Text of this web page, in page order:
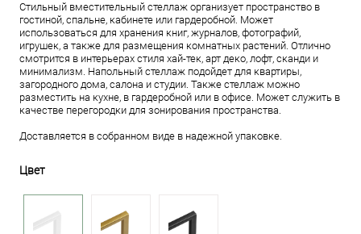
Стильный вместительный стеллаж организует пространство в
гостиной, спальне, кабинете или гардеробной. Может
использоваться для хранения книг, журналов, фотографий,
игрушек, а также для размещения комнатных растений. Отлично
смотрится в интерьерах стиля хай-тек, арт деко, лофт, сканди и
минимализм. Напольный стеллаж подойдет для квартиры,
загородного дома, салона и студии. Также стеллаж можно
разместить на кухне, в гардеробной или в офисе. Может служить в
качестве перегородки для зонирования пространства.
Доставляется в собранном виде в надежной упаковке.
Цвет